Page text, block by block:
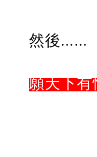
然後......
願天下